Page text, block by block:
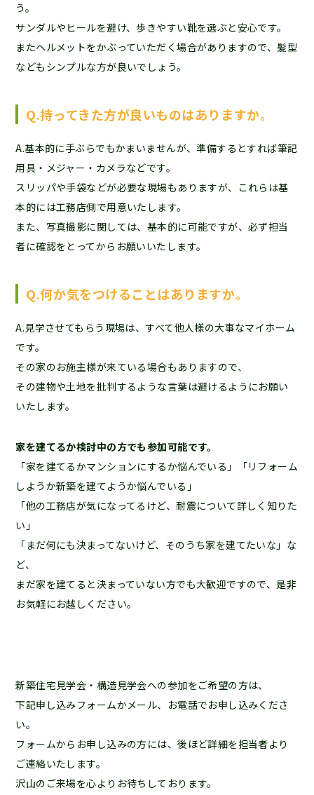
う。
サンダルやヒールを避け、歩きやすい靴を選ぶと安心です。
またヘルメットをかぶっていただく場合がありますので、髪型
などもシンプルな方が良いでしょう。
Q.持ってきた方が良いものはありますか。
A.基本的に手ぶらでもかまいませんが、準備するとすれば筆記
用具・メジャー・カメラなどです。
スリッパや手袋などが必要な現場もありますが、これらは基
本的には工務店側で用意いたします。
また、写真撮影に関しては、基本的に可能ですが、必ず担当
者に確認をとってからお願いいたします。
Q.何か気をつけることはありますか。
A.見学させてもらう現場は、すべて他人様の大事なマイホーム
です。
その家のお施主様が来ている場合もありますので、
その建物や土地を批判するような言葉は避けるようにお願い
いたします。
家を建てるか検討中の方でも参加可能です。
「家を建てるかマンションにするか悩んでいる」「リフォーム
しようか新築を建てようか悩んでいる」
「他の工務店が気になってるけど、耐震について詳しく知りた
い」
「まだ何にも決まってないけど、そのうち家を建てたいな」な
ど、
まだ家を建てると決まっていない方でも大歓迎ですので、是非
お気軽にお越しください。
新築住宅見学会・構造見学会への参加をご希望の方は、
下記申し込みフォームかメール、お電話でお申し込みくださ
い。
フォームからお申し込みの方には、後ほど詳細を担当者より
ご連絡いたします。
沢山のご来場を心よりお待ちしております。